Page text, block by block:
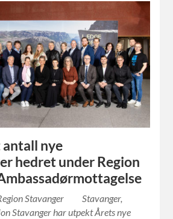
nye
hedret under Region
Stavanger Stavanger,
Stavanger har utpekt Årets nye